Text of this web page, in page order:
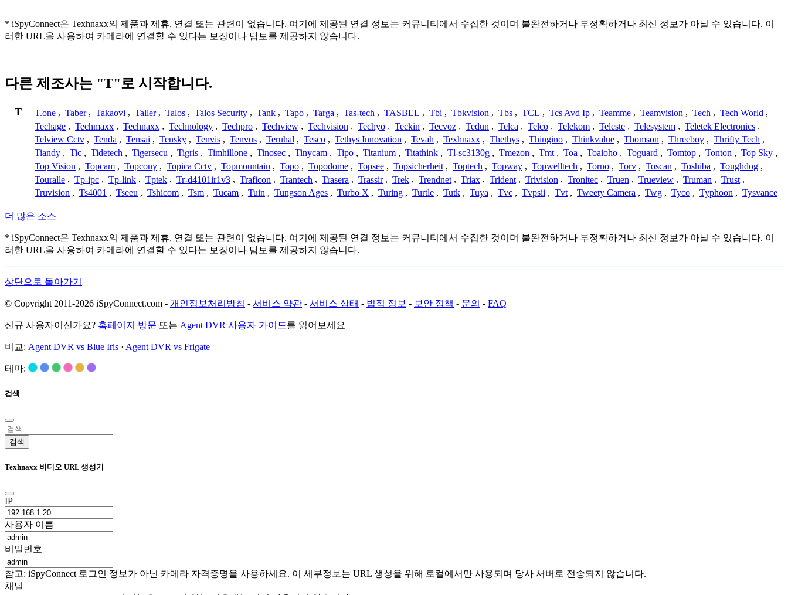
* iSpyConnect은 Texhnaxx의 제품과 제휴, 연결 또는 관련이 없습니다. 여기에 제공된 연결 정보는 커뮤니티에서 수집한 것이며 불완전하거나 부정확하거나 최신 정보가 아닐 수 있습니다. 이
러한 URL을 사용하여 카메라에 연결할 수 있다는 보장이나 담보를 제공하지 않습니다.
다른 제조사는 "T"로 시작합니다.
T T.one , Taber , Takaovi , Taller , Talos , Talos Security , Tank , Tapo , Targa , Tas-tech , TASBEL , Tbi , Tbkvision , Tbs , TCL , Tcs Avd Ip , Teamme , Teamvision , Tech , Tech World ,
Techage , Techmaxx , Technaxx , Technology , Techpro , Techview , Techvision , Techyo , Teckin , Tecvoz , Tedun , Telca , Telco , Telekom , Teleste , Telesystem , Teletek Electronics ,
Telview Cctv , Tenda , Tensai , Tensky , Tenvis , Tenvus , Teruhal , Tesco , Tethys Innovation , Tevah , Texhnaxx , Thethys , Thingino , Thinkvalue , Thomson , Threeboy , Thrifty Tech ,
Tiandy , Tic , Tidetech , Tigersecu , Tigris , Timhillone , Tinosec , Tinycam , Tipo , Titanium , Titathink , Tl-sc3130g , Tmezon , Tmt , Toa , Toaioho , Toguard , Tomtop , Tonton , Top Sky ,
Top Vision , Topcam , Topcony , Topica Cctv , Topmountain , Topo , Topodome , Topsee , Topsicherheit , Toptech , Topway , Topwelltech , Torno , Torv , Toscan , Toshiba , Toughdog ,
Touralle , Tp-ipc , Tp-link , Tptek , Tr-d4101ir1v3 , Traficon , Trantech , Trasera , Trassir , Trek , Trendnet , Triax , Trident , Trivision , Tronitec , Truen , Trueview , Truman , Trust ,
Truvision , Ts4001 , Tseeu , Tshicom , Tsm , Tucam , Tuin , Tungson Ages , Turbo X , Turing , Turtle , Tutk , Tuya , Tvc , Tvpsii , Tvt , Tweety Camera , Twg , Tyco , Typhoon , Tysvance
더 많은 소스
* iSpyConnect은 Texhnaxx의 제품과 제휴, 연결 또는 관련이 없습니다. 여기에 제공된 연결 정보는 커뮤니티에서 수집한 것이며 불완전하거나 부정확하거나 최신 정보가 아닐 수 있습니다. 이
러한 URL을 사용하여 카메라에 연결할 수 있다는 보장이나 담보를 제공하지 않습니다.
상단으로 돌아가기
© Copyright 2011-2026 iSpyConnect.com - 개인정보처리방침 - 서비스 약관 - 서비스 상태 - 법적 정보 - 보안 정책 - 문의 - FAQ
신규 사용자이신가요? 홈페이지 방문 또는 Agent DVR 사용자 가이드를 읽어보세요
비교: Agent DVR vs Blue Iris · Agent DVR vs Frigate
테마:
검색
검색
Texhnaxx 비디오 URL 생성기
IP
사용자 이름
비밀번호
참고: iSpyConnect 로그인 정보가 아닌 카메라 자격증명을 사용하세요. 이 세부정보는 URL 생성을 위해 로컬에서만 사용되며 당사 서버로 전송되지 않습니다.
채널